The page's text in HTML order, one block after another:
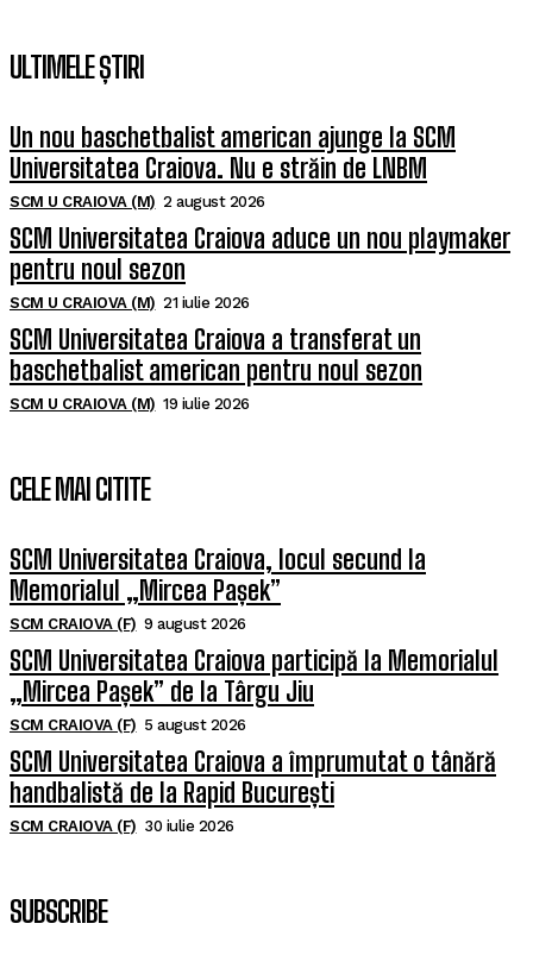
ULTIMELE ȘTIRI
Un nou baschetbalist american ajunge la SCM
Universitatea Craiova. Nu e străin de LNBM
SCM U CRAIOVA (M) 2 august 2026
SCM Universitatea Craiova aduce un nou playmaker
pentru noul sezon
SCM U CRAIOVA (M) 21 iulie 2026
SCM Universitatea Craiova a transferat un
baschetbalist american pentru noul sezon
SCM U CRAIOVA (M) 19 iulie 2026
CELE MAI CITITE
SCM Universitatea Craiova, locul secund la
Memorialul „Mircea Pașek”
SCM CRAIOVA (F) 9 august 2026
SCM Universitatea Craiova participă la Memorialul
„Mircea Pașek” de la Târgu Jiu
SCM CRAIOVA (F) 5 august 2026
SCM Universitatea Craiova a împrumutat o tânără
handbalistă de la Rapid București
SCM CRAIOVA (F) 30 iulie 2026
SUBSCRIBE